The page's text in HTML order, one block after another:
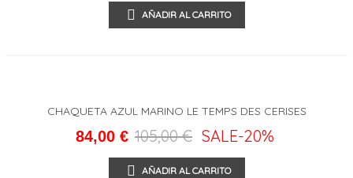
AÑADIR AL CARRITO
CHAQUETA AZUL MARINO LE TEMPS DES CERISES
84,00 € 105,00 € SALE-20%
AÑADIR AL CARRITO